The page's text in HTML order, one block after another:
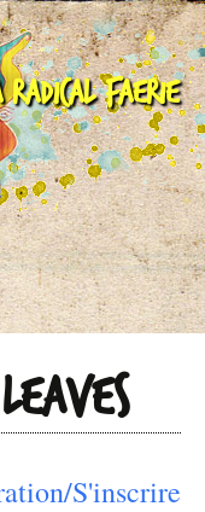
Faerie
S'inscrire